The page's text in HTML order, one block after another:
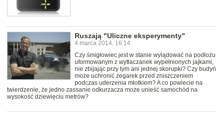
Ruszają "Uliczne eksperymenty"
4 marca 2014, 16:14
Czy śmigłowiec jest w stanie wylądować na podłożu
uformowanym z wytłaczanek wypełnionych jajkami,
nie zbijając przy tym ani jednej skorupki? Czy budyń
może uchronić zegarek przed zniszczeniem
podczas uderzenia młotkiem? A co powiecie na
twierdzenie, że jedno zassanie odkurzacza może unieść samochód na
wysokość dziewięciu metrów?